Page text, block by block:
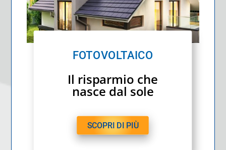
FOTOVOLTAICO
Il risparmio che
nasce dal sole
SCOPRI DI PIÙ